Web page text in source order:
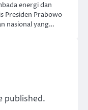
energi dan
Presiden Prabowo
nasional yang…
published.